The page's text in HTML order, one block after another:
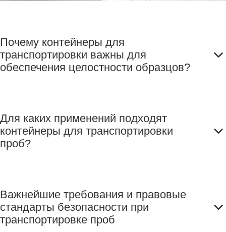
Почему контейнеры для
транспортировки важны для
обеспечения целостности образцов?
Для каких применений подходят
контейнеры для транспортировки
проб?
Важнейшие требования и правовые
стандарты безопасности при
транспортировке проб